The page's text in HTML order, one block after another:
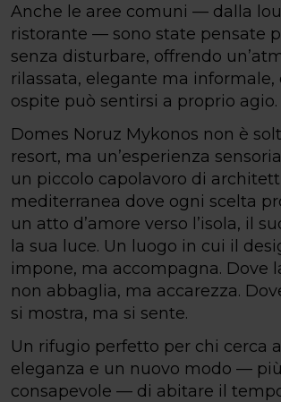
Anche le aree comuni — dalla
ristorante — sono state pensate
senza disturbare, offrendo
rilassata, elegante ma informale,
ospite può sentirsi a proprio agio.
Domes Noruz Mykonos non è
resort, ma un’esperienza
un piccolo capolavoro di
mediterranea dove ogni scelta
un atto d’amore verso l’isola, il
la sua luce. Un luogo in cui il
impone, ma accompagna. Dove
non abbaglia, ma accarezza.
si mostra, ma si sente.
Un rifugio perfetto per chi cerca
eleganza e un nuovo modo —
consapevole — di abitare il